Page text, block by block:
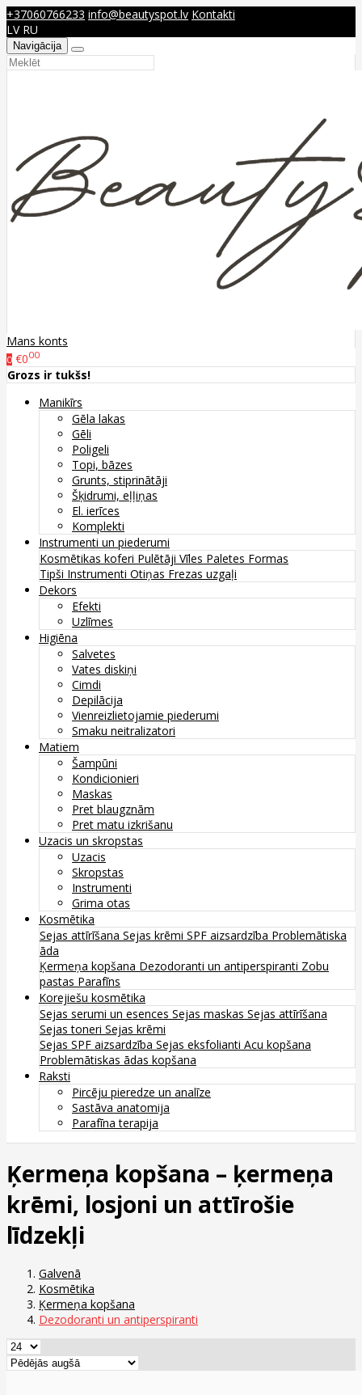
+37060766233 info@beautyspot.lv Kontakti
LV RU
Navigācija
Mans konts
0 €000
Grozs ir tukšs!
Manikīrs
Gēla lakas
Gēli
Poligeli
Topi, bāzes
Grunts, stiprinātāji
Šķidrumi, eļļiņas
El. ierīces
Komplekti
Instrumenti un piederumi
Kosmētikas koferi Pulētāji Vīles Paletes Formas
Tipši Instrumenti Otiņas Frezas uzgaļi
Dekors
Efekti
Uzlīmes
Higiēna
Salvetes
Vates diskiņi
Cimdi
Depilācija
Vienreizlietojamie piederumi
Smaku neitralizatori
Matiem
Šampūni
Kondicionieri
Maskas
Pret blaugznām
Pret matu izkrišanu
Uzacis un skropstas
Uzacis
Skropstas
Instrumenti
Grima otas
Kosmētika
Sejas attīrīšana Sejas krēmi SPF aizsardzība Problemātiska
āda
Ķermeņa kopšana Dezodoranti un antiperspiranti Zobu
pastas Parafīns
Korejiešu kosmētika
Sejas serumi un esences Sejas maskas Sejas attīrīšana
Sejas toneri Sejas krēmi
Sejas SPF aizsardzība Sejas eksfolianti Acu kopšana
Problemātiskas ādas kopšana
Raksti
Pircēju pieredze un analīze
Sastāva anatomija
Parafīna terapija
Ķermeņa kopšana – ķermeņa
krēmi, losjoni un attīrošie
līdzekļi
Galvenā
Kosmētika
Ķermeņa kopšana
Dezodoranti un antiperspiranti